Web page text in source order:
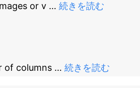
or v … 続きを読む
of columns … 続きを読む